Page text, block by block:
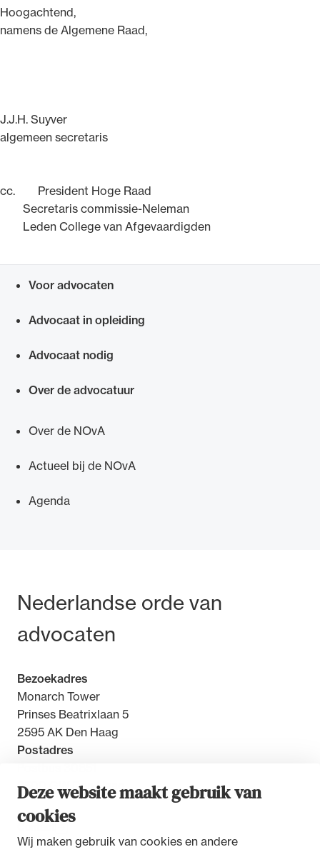
Deze website maakt gebruik van
cookies
Wij maken gebruik van cookies en andere
Hoogachtend,
namens de Algemene Raad,
J.J.H. Suyver
algemeen secretaris
cc. President Hoge Raad
Secretaris commissie-Neleman
Leden College van Afgevaardigden
Voor advocaten
Advocaat in opleiding
Advocaat nodig
Over de advocatuur
Over de NOvA
Actueel bij de NOvA
Agenda
Bezoek- en postadres
Nederlandse orde van
advocaten
Bezoekadres
Monarch Tower
Prinses Beatrixlaan 5
2595 AK Den Haag
Postadres
2500 GW Den Haag